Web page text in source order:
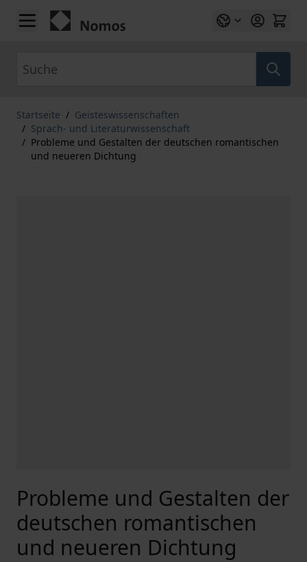
Zum Inhalt springen
Startseite / Geisteswissenschaften
/ Sprach- und Literaturwissenschaft
/ Probleme und Gestalten der deutschen romantischen
und neueren Dichtung
Probleme und Gestalten der
deutschen romantischen
und neueren Dichtung